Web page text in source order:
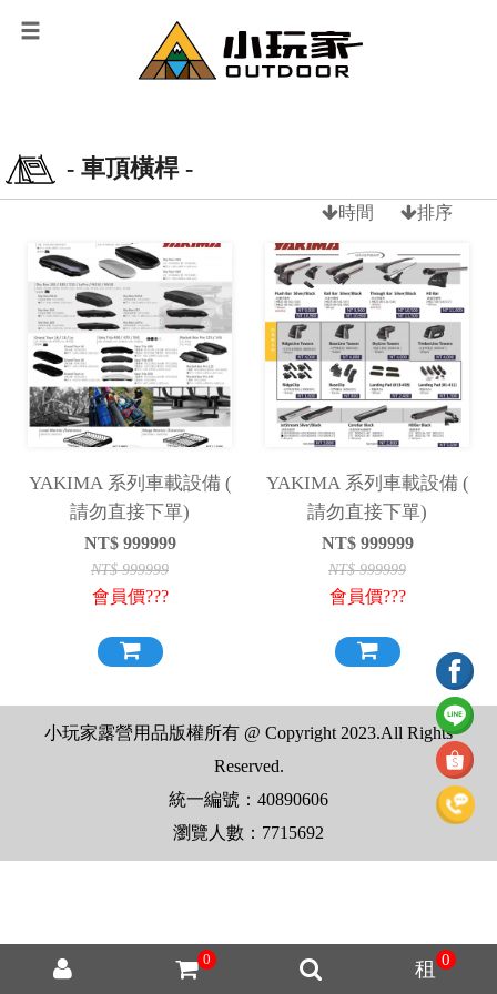
租 0
0
- 車頂橫桿 -
時間 排序
YAKIMA 系列車載設備 (
請勿直接下單)
NT$ 999999
NT$999999
會員價???
YAKIMA 系列車載設備 (
請勿直接下單)
NT$ 999999
NT$999999
會員價???
小玩家露營用品版權所有 @ Copyright 2023.All Rights
Reserved.
統一編號：40890606
瀏覽人數：7715692